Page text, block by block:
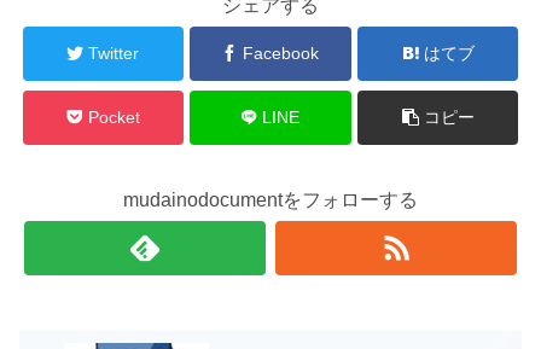
シェアする
Twitter Facebook はてブ
Pocket LINE コピー
mudainodocumentをフォローする